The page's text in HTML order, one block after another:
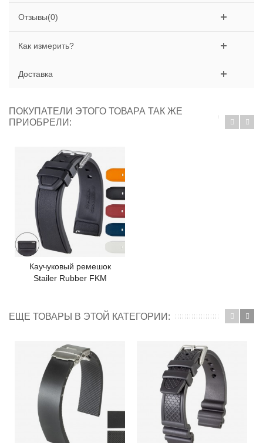
Отзывы(0)
Как измерить?
Доставка
ПОКУПАТЕЛИ ЭТОГО ТОВАРА ТАК ЖЕ
ПРИОБРЕЛИ:
Каучуковый ремешок
Stailer Rubber FKM
ЕЩЕ ТОВАРЫ В ЭТОЙ КАТЕГОРИИ: